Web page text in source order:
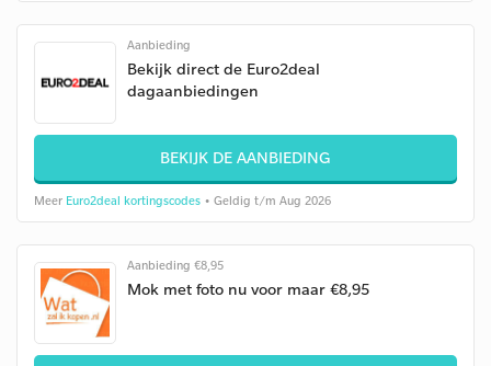
Aanbieding
Bekijk direct de Euro2deal
dagaanbiedingen
BEKIJK DE AANBIEDING
Meer Euro2deal kortingscodes • Geldig t/m Aug 2026
Aanbieding €8,95
Mok met foto nu voor maar €8,95